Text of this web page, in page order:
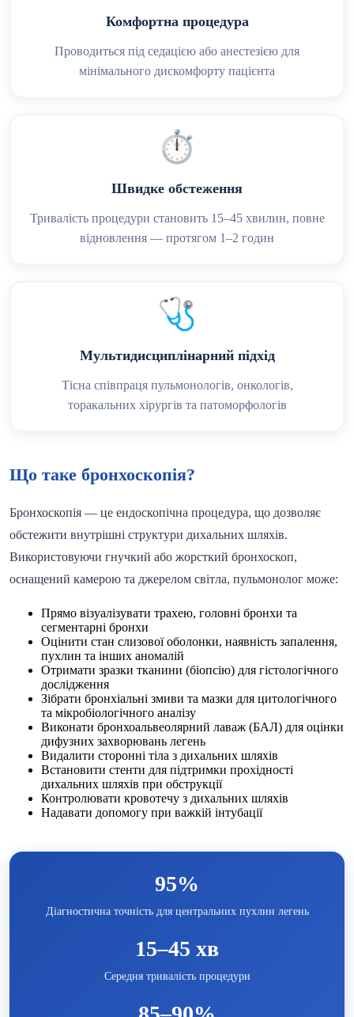
Комфортна процедура
Проводиться під седацією або анестезією для
мінімального дискомфорту пацієнта
⏱️
Швидке обстеження
Тривалість процедури становить 15–45 хвилин, повне
відновлення — протягом 1–2 годин
🩺
Мультидисциплінарний підхід
Тісна співпраця пульмонологів, онкологів,
торакальних хірургів та патоморфологів
Що таке бронхоскопія?
Бронхоскопія — це ендоскопічна процедура, що дозволяє
обстежити внутрішні структури дихальних шляхів.
Використовуючи гнучкий або жорсткий бронхоскоп,
оснащений камерою та джерелом світла, пульмонолог може:
Прямо візуалізувати трахею, головні бронхи та
сегментарні бронхи
Оцінити стан слизової оболонки, наявність запалення,
пухлин та інших аномалій
Отримати зразки тканини (біопсію) для гістологічного
дослідження
Зібрати бронхіальні змиви та мазки для цитологічного
та мікробіологічного аналізу
Виконати бронхоальвеолярний лаваж (БАЛ) для оцінки
дифузних захворювань легень
Видалити сторонні тіла з дихальних шляхів
Встановити стенти для підтримки прохідності
дихальних шляхів при обструкції
Контролювати кровотечу з дихальних шляхів
Надавати допомогу при важкій інтубації
95%
Діагностична точність для центральних пухлин легень
15–45 хв
Середня тривалість процедури